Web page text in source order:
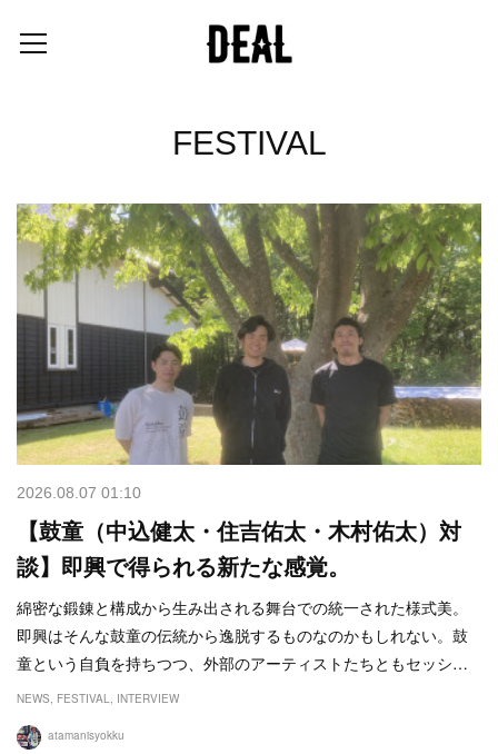
FESTIVAL
2026.08.07 01:10
【鼓童（中込健太・住吉佑太・木村佑太）対
談】即興で得られる新たな感覚。
綿密な鍛錬と構成から生み出される舞台での統一された様式美。
即興はそんな鼓童の伝統から逸脱するものなのかもしれない。鼓
童という自負を持ちつつ、外部のアーティストたちともセッシ…
NEWS FESTIVAL INTERVIEW
atamanisyokku